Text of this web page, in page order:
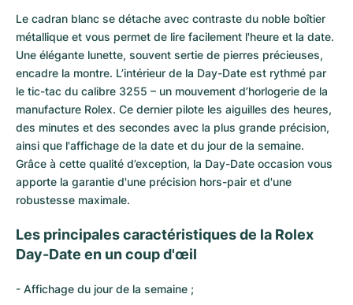
Le cadran blanc se détache avec contraste du noble boîtier
métallique et vous permet de lire facilement l'heure et la date.
Une élégante lunette, souvent sertie de pierres précieuses,
encadre la montre. L’intérieur de la Day-Date est rythmé par
le tic-tac du calibre 3255 – un mouvement d’horlogerie de la
manufacture Rolex. Ce dernier pilote les aiguilles des heures,
des minutes et des secondes avec la plus grande précision,
ainsi que l'affichage de la date et du jour de la semaine.
Grâce à cette qualité d’exception, la Day-Date occasion vous
apporte la garantie d'une précision hors-pair et d'une
robustesse maximale.
Les principales caractéristiques de la Rolex
Day-Date en un coup d'œil
- Affichage du jour de la semaine ;